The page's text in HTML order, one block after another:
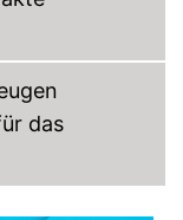
das